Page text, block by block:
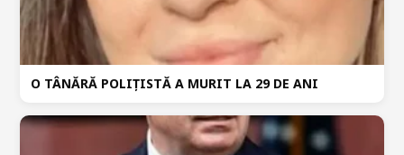
O TÂNĂRĂ POLIȚISTĂ A MURIT LA 29 DE ANI